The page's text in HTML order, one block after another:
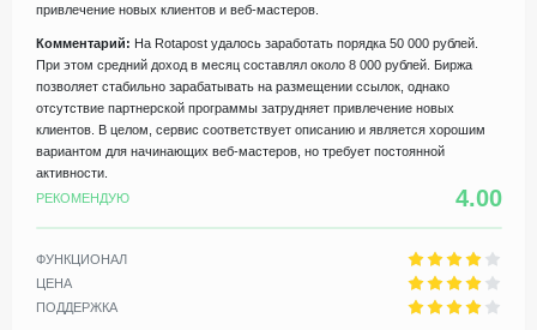
привлечение новых клиентов и веб-мастеров.
Комментарий: На Rotapost удалось заработать порядка 50 000 рублей.
При этом средний доход в месяц составлял около 8 000 рублей. Биржа
позволяет стабильно зарабатывать на размещении ссылок, однако
отсутствие партнерской программы затрудняет привлечение новых
клиентов. В целом, сервис соответствует описанию и является хорошим
вариантом для начинающих веб-мастеров, но требует постоянной
активности.
РЕКОМЕНДУЮ
4.00
ФУНКЦИОНАЛ
ЦЕНА
ПОДДЕРЖКА